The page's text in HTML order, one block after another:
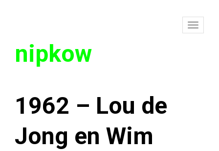
nipkow
1962 – Lou de
Jong en Wim